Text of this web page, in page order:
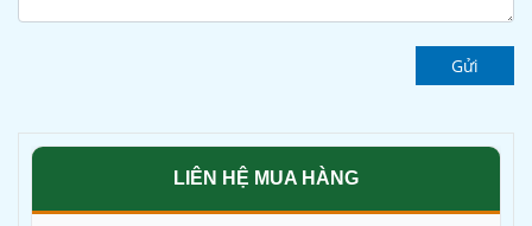
Gửi
LIÊN HỆ MUA HÀNG